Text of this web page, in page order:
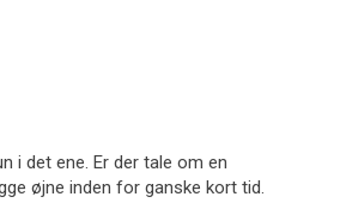
i det ene. Er der tale om en
øjne inden for ganske kort tid.